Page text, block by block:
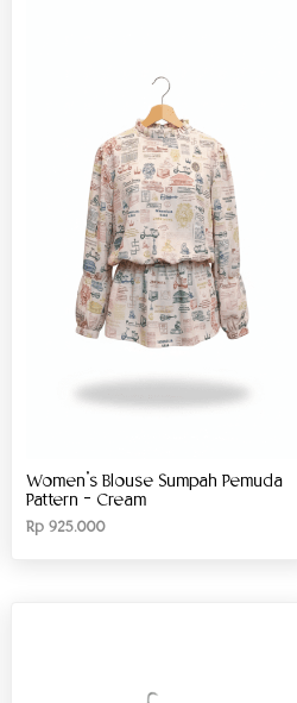
Women’s Blouse Sumpah Pemuda
Pattern – Cream
Rp 925.000